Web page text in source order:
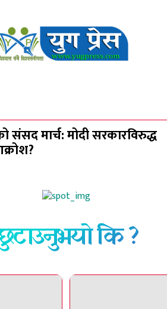
संसद मार्च: मोदी सरकारविरुद्ध
कि ?